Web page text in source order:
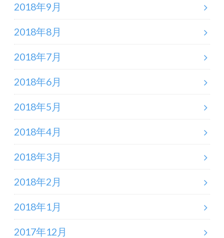
2018年9月
2018年8月
2018年7月
2018年6月
2018年5月
2018年4月
2018年3月
2018年2月
2018年1月
2017年12月